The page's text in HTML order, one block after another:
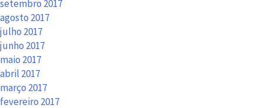
setembro 2017
agosto 2017
julho 2017
junho 2017
maio 2017
abril 2017
março 2017
fevereiro 2017